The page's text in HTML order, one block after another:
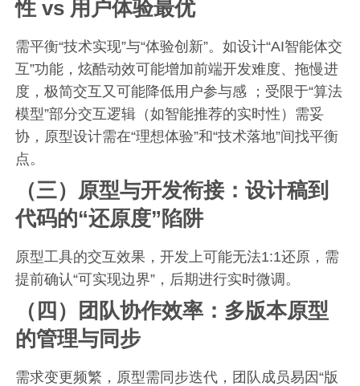
性 vs 用户体验最优
需平衡“技术实现”与“体验创新”。如设计“AI智能体交
互”功能，炫酷动效可能增加前端开发难度、拖慢进
度，极简交互又可能降低用户参与感 ；受限于“算法
模型”部分交互逻辑（如智能推荐的实时性）需妥
协，原型设计需在“理想体验”和“技术落地”间找平衡
点。
（三）原型与开发衔接：设计稿到
代码的“还原度”陷阱
原型工具的交互效果，开发上可能无法1:1还原，需
提前确认“可实现边界”，后期进行实时微调。
（四）团队协作效率：多版本原型
的管理与同步
需求变更频繁，原型需同步迭代，团队成员易因“版